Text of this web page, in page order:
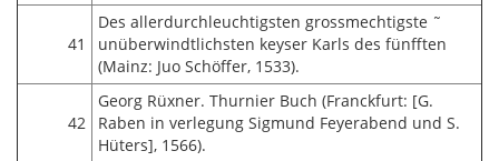
41
Des allerdurchleuchtigsten grossmechtigste ˜
unüberwindtlichsten keyser Karls des fünfften
(Mainz: Juo Schöffer, 1533).
42
Georg Rüxner. Thurnier Buch (Franckfurt: [G.
Raben in verlegung Sigmund Feyerabend und S.
Hüters], 1566).